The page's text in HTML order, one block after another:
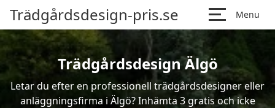
Trädgårdsdesign-pris.se Menu
Trädgårdsdesign Älgö
Letar du efter en professionell trädgårdsdesigner eller
anläggningsfirma i Älgö? Inhämta 3 gratis och icke